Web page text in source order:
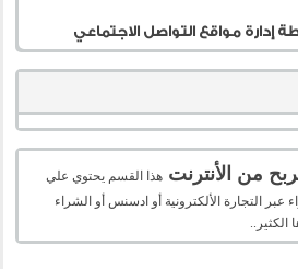
إدارة مواقع التواصل الاجتماعي
من الأنترنت هذا القسم يحتوي علي
التجارة الألكترونية أو ادسنس أو الشراء
الكثير..